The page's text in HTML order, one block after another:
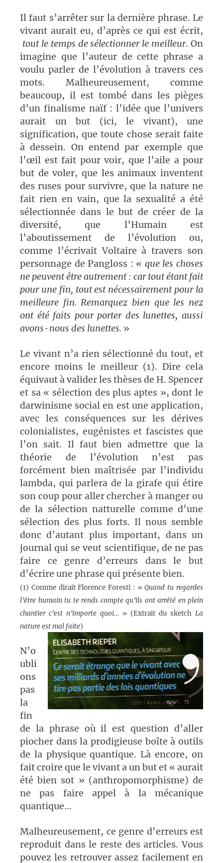
Il faut s’arrêter sur la dernière phrase. Le
vivant aurait eu, d’après ce qui est écrit,
tout le temps de sélectionner le meilleur. On
imagine que l’auteur de cette phrase a
voulu parler de l’évolution à travers ces
mots. Malheureusement, comme
beaucoup, il est tombé dans les pièges
d’un finalisme naïf : l’idée que l’univers
aurait un but (ici, le vivant), une
signification, que toute chose serait faite
à dessein. On entend par exemple que
l’œil est fait pour voir, que l’aile a pour
but de voler, que les animaux inventent
des ruses pour survivre, que la nature ne
fait rien en vain, que la sexualité a été
sélectionnée dans le but de créer de la
diversité, que l’Humain est
l’aboutissement de l’évolution ou,
comme l’écrivait Voltaire à travers son
personnage de Pangloss : « que les choses
ne peuvent être autrement : car tout étant fait
pour une fin, tout est nécessairement pour la
meilleure fin. Remarquez bien que les nez
ont été faits pour porter des lunettes, aussi
avons-nous des lunettes. »
Le vivant n’a rien sélectionné du tout, et
encore moins le meilleur (1). Dire cela
équivaut à valider les thèses de H. Spencer
et sa « sélection des plus aptes », dont le
darwinisme social en est une application,
avec les conséquences sur les dérives
colonialistes, eugénistes et fascistes que
l’on sait. Il faut bien admettre que la
théorie de l’évolution n’est pas
forcément bien maîtrisée par l’individu
lambda, qui parlera de la girafe qui étire
son coup pour aller chercher à manger ou
de la sélection natturelle comme d’une
sélection des plus forts. Il nous semble
donc d’autant plus important, dans un
journal qui se veut scientifique, de ne pas
faire ce genre d’erreurs dans le but
d’écrire une phrase qui présente bien.
(1) Comme dirait Florence Foresti : «Quand tu regardes
l’être humain tu te rends compte qu’ils ont arrêté en plein
chantier c’est n’importe quoi… » (Extrait du sketch La
nature est mal faite)
N’o
ubli
ons
pas
la
fin
de la phrase où il est question d’aller
piocher dans la prodigieuse boîte à outils
de la physique quantique. Là encore, on
fait croire que le vivant a un but et « aurait
été bien sot » (anthropomorphisme) de
ne pas faire appel à la mécanique
quantique…
Malheureusement, ce genre d’erreurs est
reproduit dans le reste des articles. Vous
pouvez les retrouver assez facilement en